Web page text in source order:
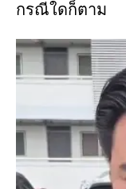
กรณีใดก็ตาม